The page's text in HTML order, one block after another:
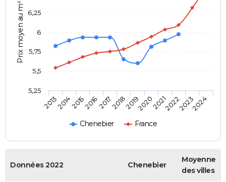
Prix moyen au m²
Chenebier France
201320142015201620172018201920202021202220232024
5,25
5,5
5,75
6
6,25
Données 2022 Chenebier
Moyenne
des villes